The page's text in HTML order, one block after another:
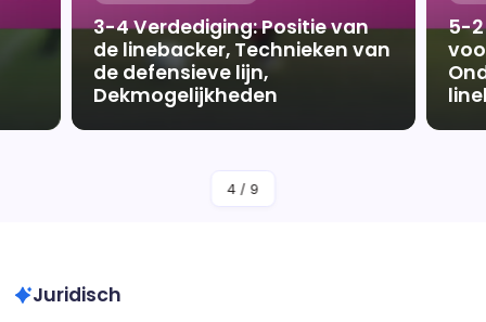
3-4 Verdediging: Positie van
de linebacker, Technieken van
de defensieve lijn,
Dekmogelijkheden
By Kyle Anderson
5-2
4/ 9
Juridisch